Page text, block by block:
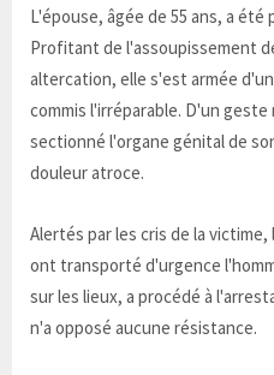
L'épouse, âgée de 55 ans, a
Profitant de l'assoupissement
altercation, elle s'est armée
commis l'irréparable. D'un
sectionné l'organe génital de
douleur atroce.
Alertés par les cris de la
ont transporté d'urgence
sur les lieux, a procédé à
n'a opposé aucune résistance.